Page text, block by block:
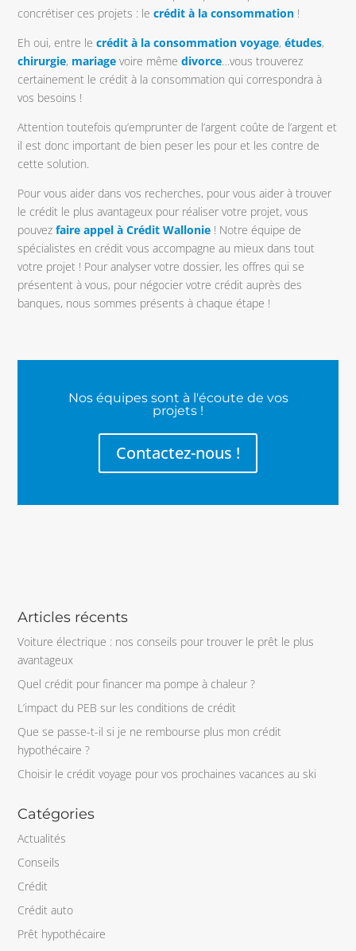
concrétiser ces projets : le crédit à la consommation !
Eh oui, entre le crédit à la consommation voyage,études,
chirurgie, mariage voire mêmedivorce…vous trouverez
certainement le crédit à la consommation qui correspondra à
vos besoins !
Attention toutefois qu’emprunter de l’argent coûte de l’argent et
il est donc important de bien peser les pour et les contre de
cette solution.
Pour vous aider dans vos recherches, pour vous aider à trouver
le crédit le plus avantageux pour réaliser votre projet, vous
pouvez faire appel à Crédit Wallonie ! Notre équipe de
spécialistes en crédit vous accompagne au mieux dans tout
votre projet ! Pour analyser votre dossier, les offres qui se
présentent à vous, pour négocier votre crédit auprès des
banques, nous sommes présents à chaque étape !
Nos équipes sont à l'écoute de vos
projets !
Contactez-nous !
Articles récents
Voiture électrique : nos conseils pour trouver le prêt le plus
avantageux
Quel crédit pour financer ma pompe à chaleur ?
L’impact du PEB sur les conditions de crédit
Que se passe-t-il si je ne rembourse plus mon crédit
hypothécaire ?
Choisir le crédit voyage pour vos prochaines vacances au ski
Catégories
Actualités
Conseils
Crédit
Crédit auto
Prêt hypothécaire